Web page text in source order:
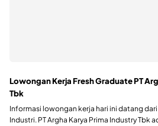
Lowongan Kerja Fresh Graduate PT
Tbk
Informasi lowongan kerja hari ini datang
Industri. PT Argha Karya Prima Industry Tbk